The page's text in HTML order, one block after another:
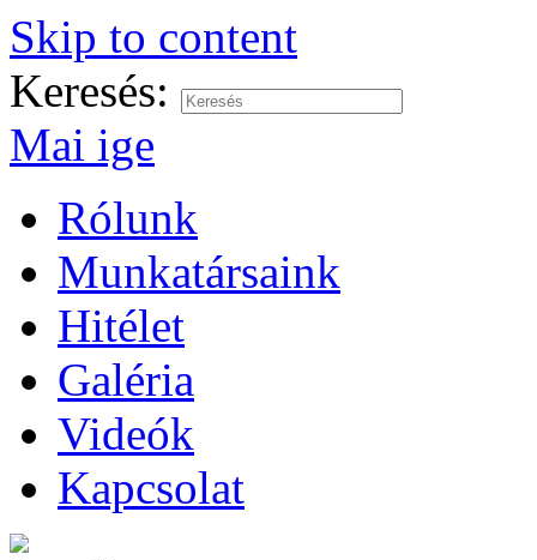
Skip to content
Keresés:
Mai ige
Rólunk
Munkatársaink
Hitélet
Galéria
Videók
Kapcsolat